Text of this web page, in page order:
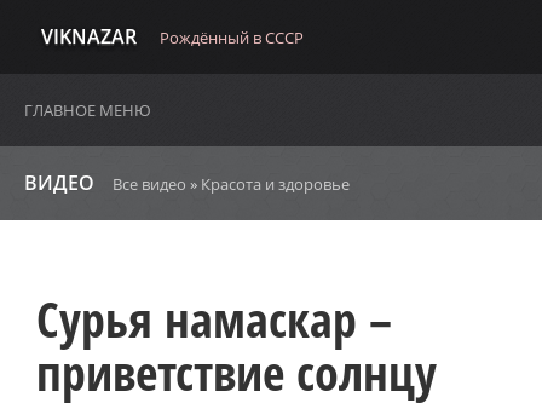
VIKNAZAR Рождённый в СССР
ГЛАВНОЕ МЕНЮ
ВИДЕО Все видео » Красота и здоровье
Сурья намаскар –
приветствие солнцу